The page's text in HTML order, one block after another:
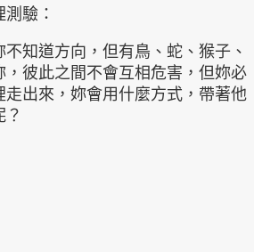
驗：
知道方向，但有鳥、蛇、猴子、
彼此之間不會互相危害，但妳必
出來，妳會用什麼方式，帶著他